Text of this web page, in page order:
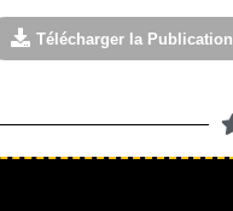
Télécharger la Publication